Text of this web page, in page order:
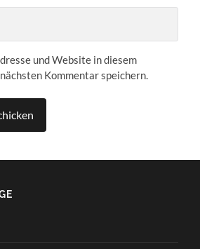
und Website in diesem
Kommentar speichern.